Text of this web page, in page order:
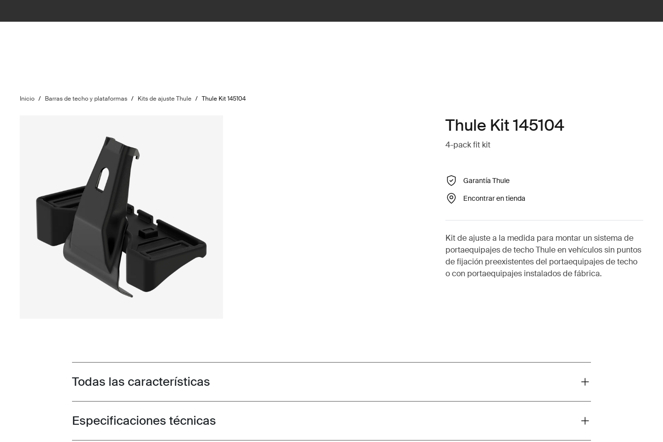
Inicio / Barras de techo y plataformas / Kits de ajuste Thule / Thule Kit 145104
Thule Kit 145104
4-pack fit kit
Garantía Thule
Encontrar en tienda
Kit de ajuste a la medida para montar un sistema de
portaequipajes de techo Thule en vehículos sin puntos
de fijación preexistentes del portaequipajes de techo
o con portaequipajes instalados de fábrica.
Toggle features
Todas las características
Toggle techspec
Especificaciones técnicas